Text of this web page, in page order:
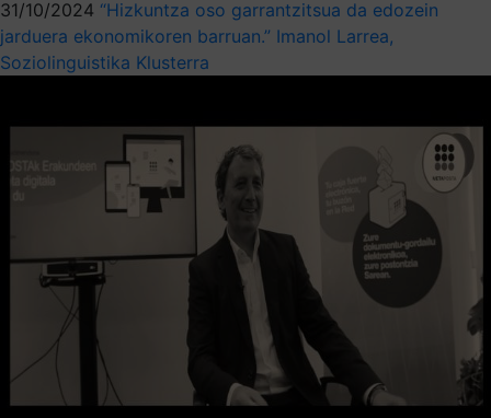
31/10/2024 “Hizkuntza oso garrantzitsua da edozein
jarduera ekonomikoren barruan.” Imanol Larrea,
Soziolinguistika Klusterra